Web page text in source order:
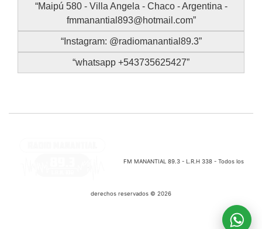
Maipú 580 - Villa Angela - Chaco - Argentina -
fmmanantial893@hotmail.com
Instagram: @radiomanantial89.3
whatsapp +543735625427
FM MANANTIAL 89.3 - L.R.H 338 - Todos los
derechos reservados © 2026